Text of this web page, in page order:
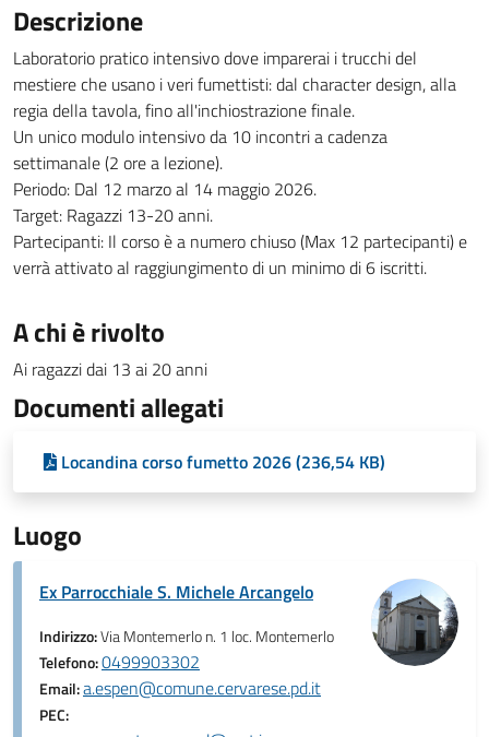
Descrizione
Laboratorio pratico intensivo dove imparerai i trucchi del
mestiere che usano i veri fumettisti: dal character design, alla
regia della tavola, fino all'inchiostrazione finale.
Un unico modulo intensivo da 10 incontri a cadenza
settimanale (2 ore a lezione).
Periodo: Dal 12 marzo al 14 maggio 2026.
Target: Ragazzi 13-20 anni.
Partecipanti: Il corso è a numero chiuso (Max 12 partecipanti) e
verrà attivato al raggiungimento di un minimo di 6 iscritti.
A chi è rivolto
Ai ragazzi dai 13 ai 20 anni
Documenti allegati
Locandina corso fumetto 2026 (236,54 KB)
Luogo
Ex Parrocchiale S. Michele Arcangelo
Indirizzo:Via Montemerlo n. 1 loc. Montemerlo
Telefono:0499903302
Email:a.espen@comune.cervarese.pd.it
PEC: